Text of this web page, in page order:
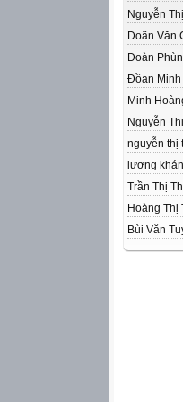
Nguyễn
Doãn Văn
Đoàn
Đồan Minh
Minh
Nguyễn
nguyễn thị
lương
Trần Thị
Hoàng Thị
Bùi Văn